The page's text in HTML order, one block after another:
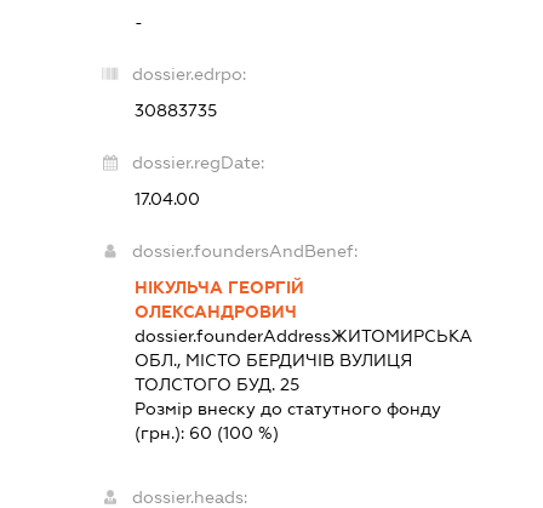
-
dossier.edrpo:
30883735
dossier.regDate:
17.04.00
dossier.foundersAndBenef:
НІКУЛЬЧА ГЕОРГІЙ
ОЛЕКСАНДРОВИЧ
dossier.founderAddressЖИТОМИРСЬКА
ОБЛ., МІСТО БЕРДИЧІВ ВУЛИЦЯ
ТОЛСТОГО БУД. 25
Розмір внеску до статутного фонду
(грн.): 60 (100 %)
dossier.heads: